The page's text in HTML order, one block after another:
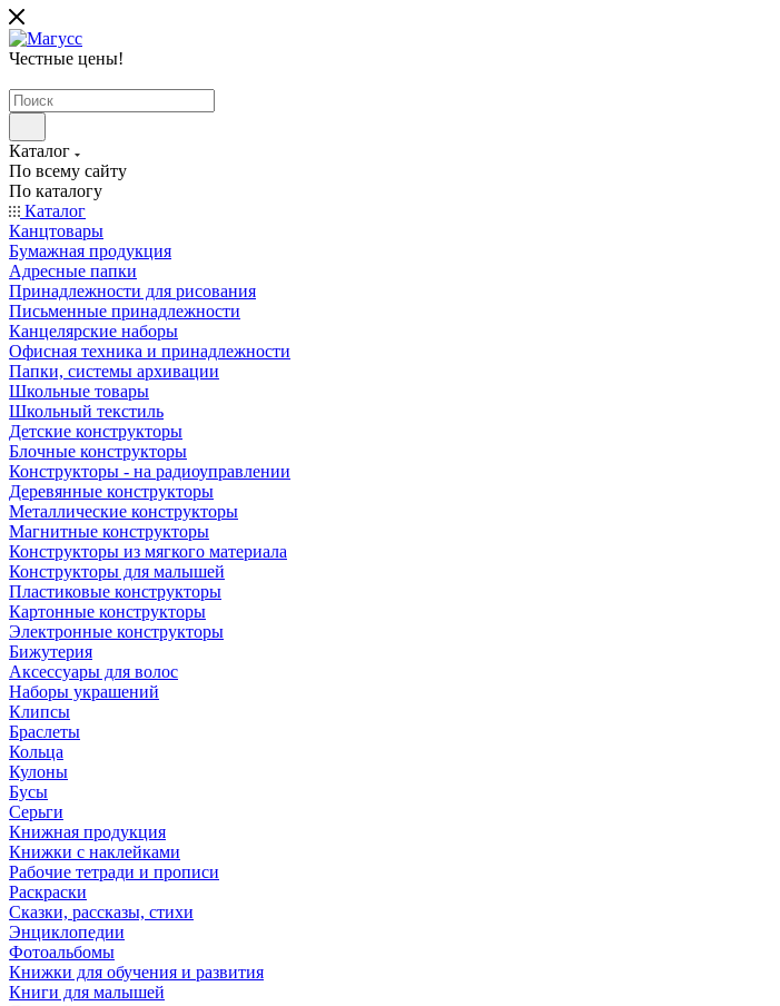
Честные цены!
Каталог
По всему сайту
По каталогу
Каталог
Канцтовары
Бумажная продукция
Адресные папки
Принадлежности для рисования
Письменные принадлежности
Канцелярские наборы
Офисная техника и принадлежности
Папки, системы архивации
Школьные товары
Школьный текстиль
Детские конструкторы
Блочные конструкторы
Конструкторы - на радиоуправлении
Деревянные конструкторы
Металлические конструкторы
Магнитные конструкторы
Конструкторы из мягкого материала
Конструкторы для малышей
Пластиковые конструкторы
Картонные конструкторы
Электронные конструкторы
Бижутерия
Аксессуары для волос
Наборы украшений
Клипсы
Браслеты
Кольца
Кулоны
Бусы
Серьги
Книжная продукция
Книжки с наклейками
Рабочие тетради и прописи
Раскраски
Сказки, рассказы, стихи
Энциклопедии
Фотоальбомы
Книжки для обучения и развития
Книги для малышей